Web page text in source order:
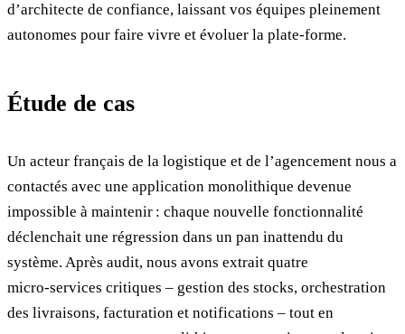
d’architecte de confiance, laissant vos équipes pleinement
autonomes pour faire vivre et évoluer la plate‑forme.
Étude de cas
Un acteur français de la logistique et de l’agencement nous a
contactés avec une application monolithique devenue
impossible à maintenir : chaque nouvelle fonctionnalité
déclenchait une régression dans un pan inattendu du
système. Après audit, nous avons extrait quatre
micro‑services critiques – gestion des stocks, orchestration
des livraisons, facturation et notifications – tout en